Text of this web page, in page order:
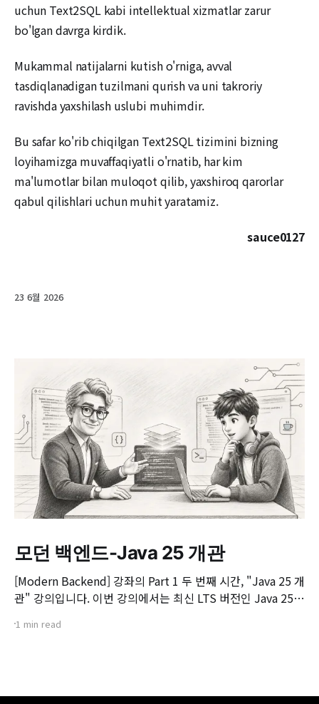
uchun Text2SQL kabi intellektual xizmatlar zarur
bo'lgan davrga kirdik.
Mukammal natijalarni kutish o'rniga, avval
tasdiqlanadigan tuzilmani qurish va uni takroriy
ravishda yaxshilash uslubi muhimdir.
Bu safar ko'rib chiqilgan Text2SQL tizimini bizning
loyihamizga muvaffaqiyatli o'rnatib, har kim
ma'lumotlar bilan muloqot qilib, yaxshiroq qarorlar
qabul qilishlari uchun muhit yaratamiz.
sauce0127
23 6월 2026
모던 백엔드-Java 25 개관
[Modern Backend] 강좌의 Part 1 두 번째 시간, "Java 25 개
관" 강의입니다. 이번 강의에서는 최신 LTS 버전인 Java 25의
Enhancement Proposal) 기능들을 살펴봅니다. 📌 주요 학
1 min read